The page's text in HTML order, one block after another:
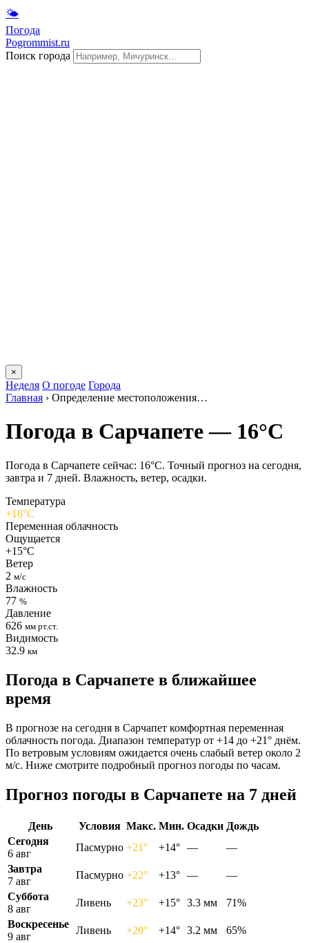
🌤
Погода
Pogrommist.ru
Поиск города
×
Неделя О погоде Города
Главная › Определение местоположения…
Погода в Сарчапете — 16°C
Погода в Сарчапете сейчас: 16°C. Точный прогноз на сегодня,
завтра и 7 дней. Влажность, ветер, осадки.
Температура
+16°C
Переменная облачность
Ощущается
+15°C
Ветер
2 м/с
Влажность
77 %
Давление
626 мм рт.ст.
Видимость
32.9 км
Погода в Сарчапете в ближайшее
время
В прогнозе на сегодня в Сарчапет комфортная переменная
облачность погода. Диапазон температур от +14 до +21° днём.
По ветровым условиям ожидается очень слабый ветер около 2
м/с. Ниже смотрите подробный прогноз погоды по часам.
Прогноз погоды в Сарчапете на 7 дней
День Условия Макс. Мин. Осадки Дождь
Сегодня
6 авг
Пасмурно +21° +14° —
—
Завтра
7 авг
Пасмурно +22° +13° —
—
Суббота
8 авг
Ливень +23° +15° 3.3 мм
71%
Воскресенье
9 авг
Ливень +20° +14° 3.2 мм
65%